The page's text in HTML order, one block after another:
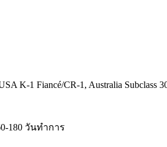
CR-1, Australia Subclass
180 วันทำการ